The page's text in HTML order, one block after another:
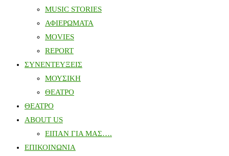
MUSIC STORIES
ΑΦΙΕΡΩΜΑΤΑ
MOVIES
REPORT
ΣΥΝΕΝΤΕΥΞΕΙΣ
ΜΟΥΣΙΚΗ
ΘΕΑΤΡΟ
ΘΕΑΤΡΟ
ABOUT US
ΕΙΠΑΝ ΓΙΑ ΜΑΣ….
ΕΠΙΚΟΙΝΩΝΙΑ